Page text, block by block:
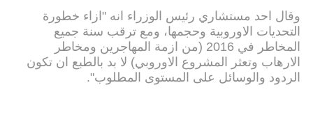
وقال احد مستشاري رئيس الوزراء انه "ازاء خطورة
التحديات الاوروبية وحجمها، ومع ترقب سنة جميع
المخاطر في 2016 (من ازمة المهاجرين ومخاطر
الارهاب وتعثر المشروع الاوروبي) لا بد بالطبع ان تكون
الردود والوسائل على المستوى المطلوب".